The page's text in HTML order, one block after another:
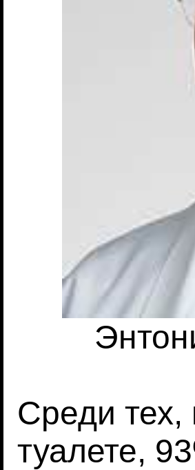
Среди тех,
туалете,